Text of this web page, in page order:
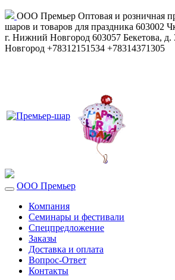
ООО Премьер Оптовая и розничная
шаров и товаров для праздника 603002
г. Нижний Новгород 603057 Бекетова, д.
Новгород +78312151534 +78314371305
ООО Премьер
Компания
Семинары и фестивали
Спецпредложение
Заказы
Доставка и оплата
Вопрос-Ответ
Контакты